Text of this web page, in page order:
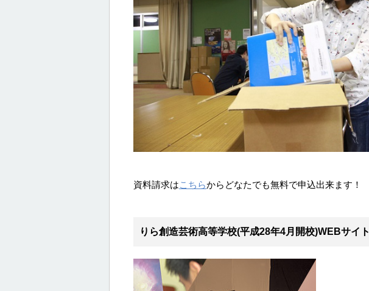
資料請求はこちらからどなたでも無料で申込出来ます！
りら創造芸術高等学校(平成28年4月開校)WEBサイト